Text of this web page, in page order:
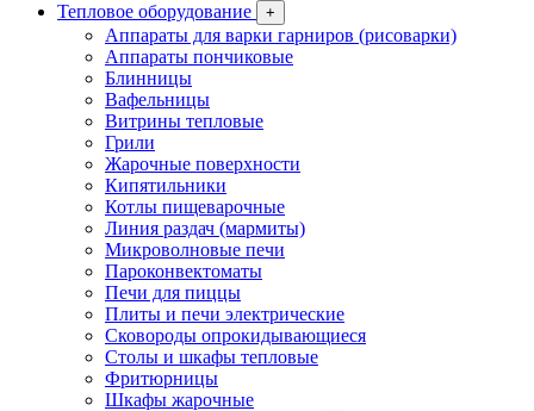
Тепловое оборудование
+
Аппараты для варки гарниров (рисоварки)
Аппараты пончиковые
Блинницы
Вафельницы
Витрины тепловые
Грили
Жарочные поверхности
Кипятильники
Котлы пищеварочные
Линия раздач (мармиты)
Микроволновые печи
Пароконвектоматы
Печи для пиццы
Плиты и печи электрические
Сковороды опрокидывающиеся
Столы и шкафы тепловые
Фритюрницы
Шкафы жарочные